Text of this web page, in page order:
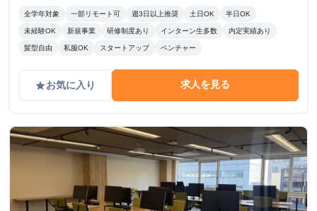
全学年対象 一部リモート可 週3日以上推奨 土日OK 半日OK
未経験OK 新規事業 研修制度あり インターン生多数 内定実績あり
髪型自由 私服OK スタートアップ ベンチャー
gradeお気に入り 求人を見る